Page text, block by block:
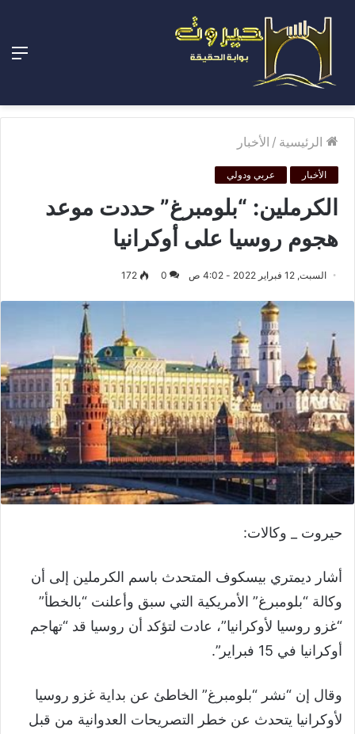
الرئيسية / الأخبار
الأخبار عربي ودولي
الكرملين: “بلومبرغ” حددت موعد
هجوم روسيا على أوكرانيا
السبت, 12 فبراير 2022 - 4:02 ص 0
172
حيروت _ وكالات:
أشار ديمتري بيسكوف المتحدث باسم الكرملين إلى أن
وكالة “بلومبرغ” الأمريكية التي سبق وأعلنت “بالخطأ”
“غزو روسيا لأوكرانيا”، عادت لتؤكد أن روسيا قد “تهاجم
أوكرانيا في 15 فبراير”.
وقال إن “نشر “بلومبرغ” الخاطئ عن بداية غزو روسيا
لأوكرانيا يتحدث عن خطر التصريحات العدوانية من قبل